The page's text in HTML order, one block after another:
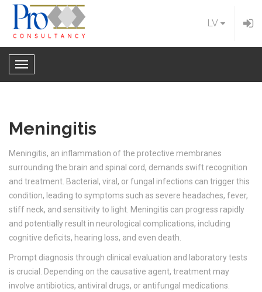
LV
Toggle Navigation
Meningitis
Meningitis, an inflammation of the protective membranes
surrounding the brain and spinal cord, demands swift recognition
and treatment. Bacterial, viral, or fungal infections can trigger this
condition, leading to symptoms such as severe headaches, fever,
stiff neck, and sensitivity to light. Meningitis can progress rapidly
and potentially result in neurological complications, including
cognitive deficits, hearing loss, and even death.
Prompt diagnosis through clinical evaluation and laboratory tests
is crucial. Depending on the causative agent, treatment may
involve antibiotics, antiviral drugs, or antifungal medications.